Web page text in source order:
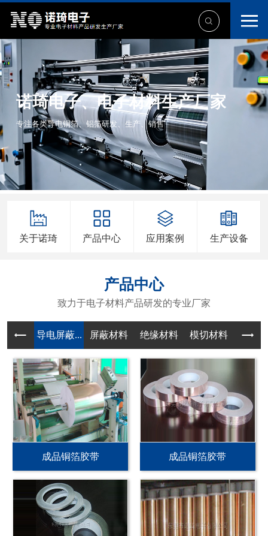
诺琦电子、电子材料生产厂家
专注各类导电铜箔、铝箔研发、生产、销售
关于诺琦 产品中心 应用案例 生产设备
产品中心
致力于电子材料产品研发的专业厂家
导电屏蔽... 屏蔽材料 绝缘材料 模切材料
成品铜箔胶带 成品铜箔胶带